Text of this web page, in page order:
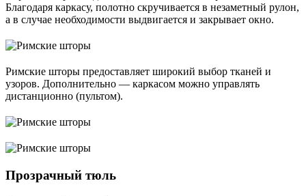
Благодаря каркасу, полотно скручивается в незаметный рулон,
а в случае необходимости выдвигается и закрывает окно.
Римские шторы предоставляет широкий выбор тканей и
узоров. Дополнительно ― каркасом можно управлять
дистанционно (пультом).
Прозрачный тюль